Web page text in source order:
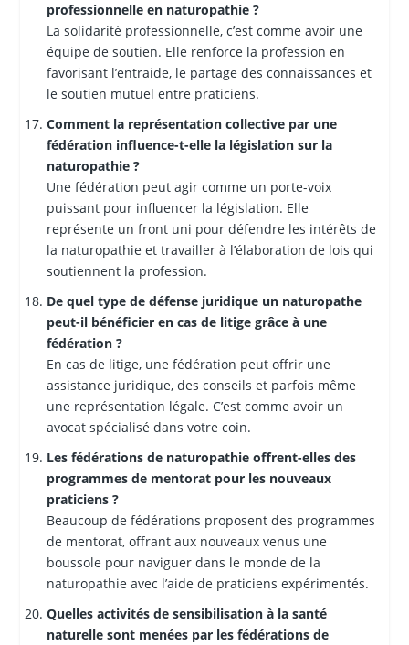
professionnelle en naturopathie ?
La solidarité professionnelle, c’est comme avoir une
équipe de soutien. Elle renforce la profession en
favorisant l’entraide, le partage des connaissances et
le soutien mutuel entre praticiens.
Comment la représentation collective par une
fédération influence-t-elle la législation sur la
naturopathie ?
Une fédération peut agir comme un porte-voix
puissant pour influencer la législation. Elle
représente un front uni pour défendre les intérêts de
la naturopathie et travailler à l’élaboration de lois qui
soutiennent la profession.
De quel type de défense juridique un naturopathe
peut-il bénéficier en cas de litige grâce à une
fédération ?
En cas de litige, une fédération peut offrir une
assistance juridique, des conseils et parfois même
une représentation légale. C’est comme avoir un
avocat spécialisé dans votre coin.
Les fédérations de naturopathie offrent-elles des
programmes de mentorat pour les nouveaux
praticiens ?
Beaucoup de fédérations proposent des programmes
de mentorat, offrant aux nouveaux venus une
boussole pour naviguer dans le monde de la
naturopathie avec l’aide de praticiens expérimentés.
Quelles activités de sensibilisation à la santé
naturelle sont menées par les fédérations de